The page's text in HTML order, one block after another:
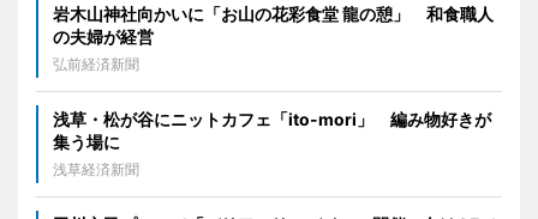
岩木山神社向かいに「お山の花彩食堂 龍の憩」 和食職人
の夫婦が経営
弘前経済新聞
浅草・松が谷にニットカフェ「ito-mori」 編み物好きが
集う場に
浅草経済新聞